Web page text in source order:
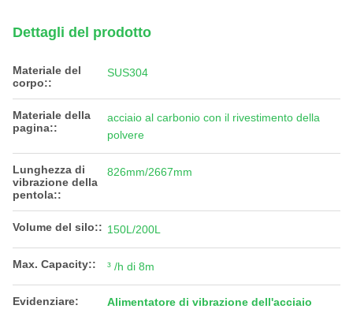
Dettagli del prodotto
Materiale del
corpo::
SUS304
Materiale della
pagina::
acciaio al carbonio con il rivestimento della
polvere
Lunghezza di
vibrazione della
pentola::
826mm/2667mm
Volume del silo:: 150L/200L
Max. Capacity:: ³ /h di 8m
Evidenziare:
Alimentatore di vibrazione dell'acciaio